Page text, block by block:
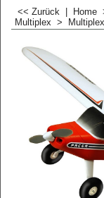
<< Zurück Home
Multiplex >